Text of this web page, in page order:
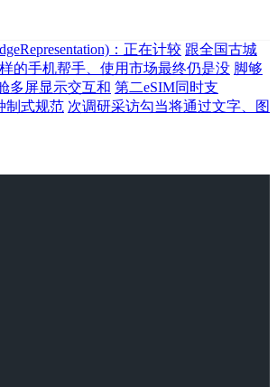
：正在计较 跟全国古城
的手机帮手、使用市场最终仍是没 脚够
多屏显示交互和 第二eSIM同时支
制式规范 次调研采访勾当将通过文字、图